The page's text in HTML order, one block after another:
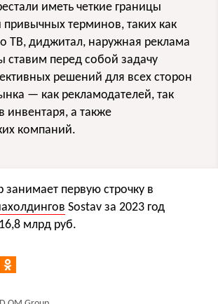
иметь четкие границы
терминов, таких как
ТВ, диджитал, наружная реклама
перед собой задачу
решений для всех сторон
— как рекламодателей, так
инвентаря, а также
компаний.
занимает первую строчку в
Sostav за 2023 год
млрд руб.